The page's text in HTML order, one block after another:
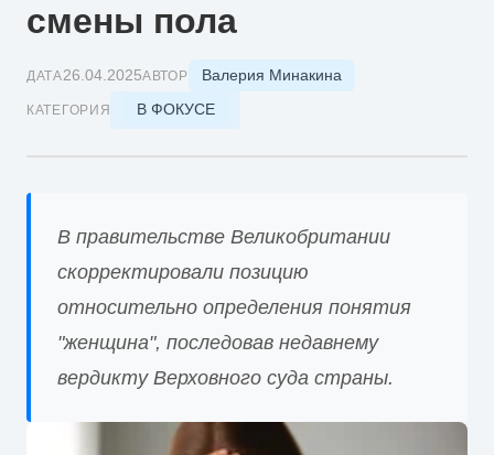
смены пола
ДАТА26.04.2025АВТОР Валерия Минакина
КАТЕГОРИЯ В ФОКУСЕ
В правительстве Великобритании
скорректировали позицию
относительно определения понятия
"женщина", последовав недавнему
вердикту Верховного суда страны.